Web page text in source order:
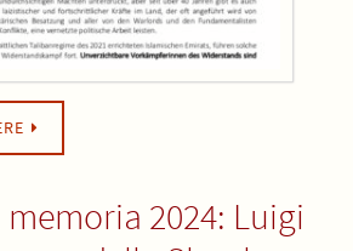
2024: Luigi